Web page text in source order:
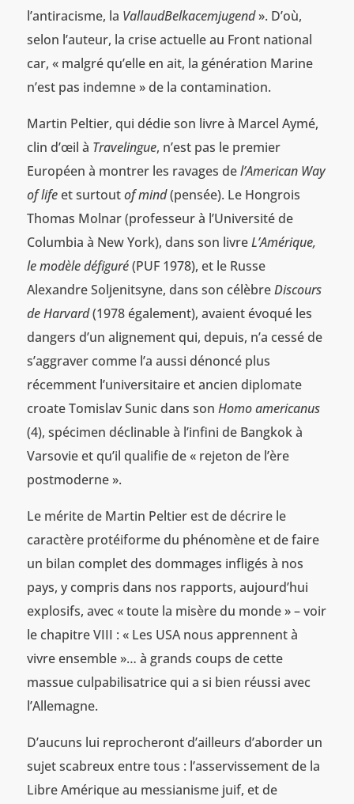
l’antiracisme, la VallaudBelkacemjugend». D’où,
selon l’auteur, la crise actuelle au Front national
car, « malgré qu’elle en ait, la génération Marine
n’est pas indemne » de la contamination.
Martin Peltier, qui dédie son livre à Marcel Aymé,
clin d’œil à Travelingue, n’est pas le premier
Européen à montrer les ravages del’American Way
of lifeet surtoutof mind(pensée). Le Hongrois
Thomas Molnar (professeur à l’Université de
Columbia à New York), dans son livreL’Amérique,
le modèle défiguré(PUF 1978), et le Russe
Alexandre Soljenitsyne, dans son célèbreDiscours
de Harvard(1978 également), avaient évoqué les
dangers d’un alignement qui, depuis, n’a cessé de
s’aggraver comme l’a aussi dénoncé plus
récemment l’universitaire et ancien diplomate
croate Tomislav Sunic dans son Homo americanus
(4), spécimen déclinable à l’infini de Bangkok à
Varsovie et qu’il qualifie de « rejeton de l’ère
postmoderne ».
Le mérite de Martin Peltier est de décrire le
caractère protéiforme du phénomène et de faire
un bilan complet des dommages infligés à nos
pays, y compris dans nos rapports, aujourd’hui
explosifs, avec « toute la misère du monde » – voir
le chapitre VIII : « Les USA nous apprennent à
vivre ensemble »… à grands coups de cette
massue culpabilisatrice qui a si bien réussi avec
l’Allemagne.
D’aucuns lui reprocheront d’ailleurs d’aborder un
sujet scabreux entre tous : l’asservissement de la
Libre Amérique au messianisme juif, et de